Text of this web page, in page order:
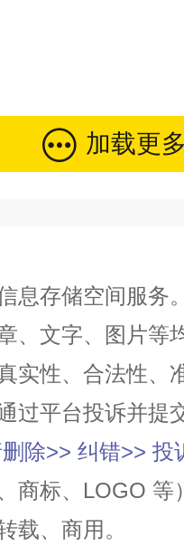
加载更
息存储空间服务
、文字、图片等
实性、合法性、
过平台投诉并提
除>> 纠错>> 投
商标、LOGO
载、商用。